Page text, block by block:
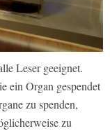
Leser geeignet.
ein Organ gespendet
zu spenden,
zu